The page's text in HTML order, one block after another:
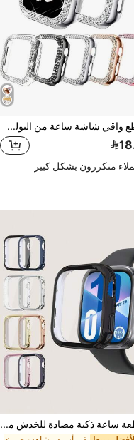
5 قطع واقي شاشة ساعة من البولي كربونات المجوهرة المقاومة للصدمات، متوافق مع ساعة أبل أولترا/إس إي/11/10/9/8/7/6/5/4/3/2/1 بمقاسات 38/40/41/42/44/45/46/49 ملم، اكسسوارات ساعة ذكية
متكررون بشكل كبير
1 قطعة ساعة ذكية مضادة للخدش مطلية بالكامل للجنسين قابلة للحماية من مادة TPU مع ساعة مقاس 4، مناسبة لارتداء طوال اليوم